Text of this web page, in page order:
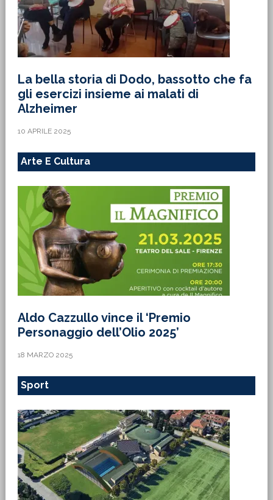
La bella storia di Dodo, bassotto che fa
gli esercizi insieme ai malati di
Alzheimer
10 APRILE 2025
Arte E Cultura
Aldo Cazzullo vince il ‘Premio
Personaggio dell’Olio 2025’
18 MARZO 2025
Sport